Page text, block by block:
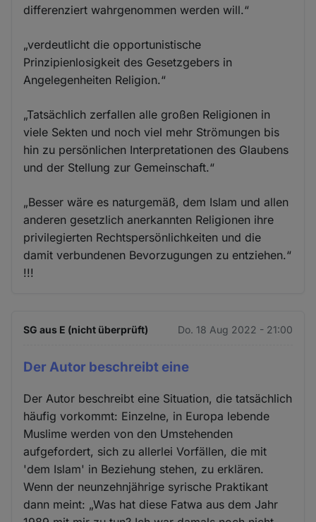
differenziert wahrgenommen werden will.“
„verdeutlicht die opportunistische
Prinzipienlosigkeit des Gesetzgebers in
Angelegenheiten Religion.“
„Tatsächlich zerfallen alle großen Religionen in
viele Sekten und noch viel mehr Strömungen bis
hin zu persönlichen Interpretationen des Glaubens
und der Stellung zur Gemeinschaft.“
„Besser wäre es naturgemäß, dem Islam und allen
anderen gesetzlich anerkannten Religionen ihre
privilegierten Rechtspersönlichkeiten und die
damit verbundenen Bevorzugungen zu entziehen.“
!!!
SG aus E (nicht überprüft) Do. 18 Aug 2022 - 21:00
Der Autor beschreibt eine
Der Autor beschreibt eine Situation, die tatsächlich
häufig vorkommt: Einzelne, in Europa lebende
Muslime werden von den Umstehenden
aufgefordert, sich zu allerlei Vorfällen, die mit
'dem Islam' in Beziehung stehen, zu erklären.
Wenn der neunzehnjährige syrische Praktikant
dann meint: „Was hat diese Fatwa aus dem Jahr